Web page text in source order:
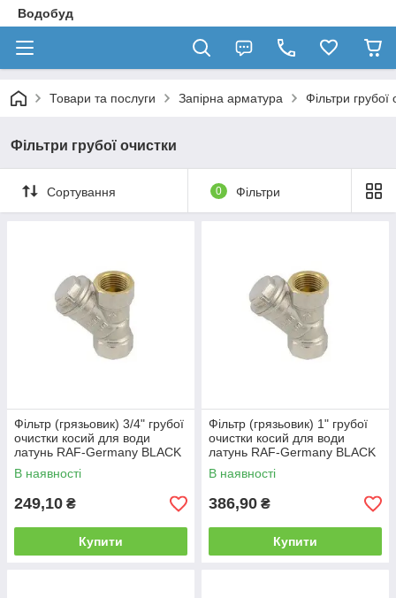
Водобуд
Товари та послуги Запірна арматура Фільтри грубої
Фільтри грубої очистки
Сортування 0 Фільтри
Фільтр (грязьовик) 3/4" грубої
очистки косий для води
латунь RAF-Germany BLACK
PN 20 DN 20 Німеччина
В наявності
249,10 ₴
Купити
Фільтр (грязьовик) 1" грубої
очистки косий для води
латунь RAF-Germany BLACK
PN 20 DN 25 Німеччина
В наявності
386,90 ₴
Купити